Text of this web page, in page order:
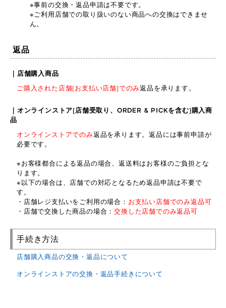
※事前の交換・返品申請は不要です。
※ご利用店舗での取り扱いのない商品への交換はできませ
ん。
返品
｜店舗購入商品
ご購入された店舗(お支払い店舗)でのみ返品を承ります。
｜オンラインストア(店舗受取り、ORDER & PICKを含む)購入商
品
オンラインストアでのみ返品を承ります。返品には事前申請が
必要です。
※お客様都合による返品の場合、返送料はお客様のご負担とな
ります。
※以下の場合は、店舗での対応となるため返品申請は不要で
す。
・店舗レジ支払いをご利用の場合： お支払い店舗でのみ返品可
・店舗で交換した商品の場合：交換した店舗でのみ返品可
手続き方法
店舗購入商品の交換・返品について
オンラインストアの交換・返品手続きについて